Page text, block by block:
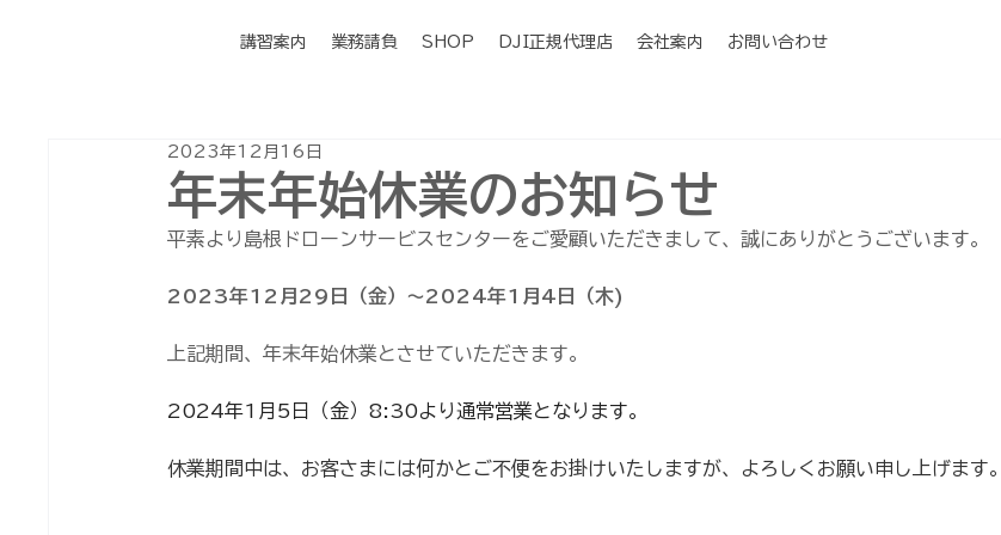
講習案内 業務請負 SHOP DJI正規代理店 会社案内 お問い合わせ
年末年始休業のお知らせ
2023年12月16日
平素より島根ドローンサービスセンターをご愛顧いただきまして、誠にありがとうございます。
2023年12月29日（金）～2024年1月4日（木)
上記期間、年末年始休業とさせていただきます。
2024年1月5日（金）8:30より通常営業となります。
休業期間中は、お客さまには何かとご不便をお掛けいたしますが、よろしくお願い申し上げます。